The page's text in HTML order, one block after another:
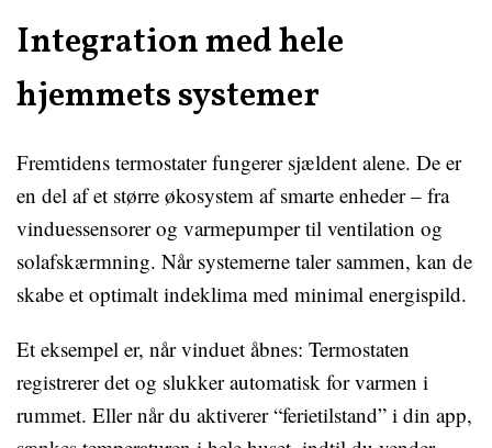
Integration med hele
hjemmets systemer
Fremtidens termostater fungerer sjældent alene. De er
en del af et større økosystem af smarte enheder – fra
vinduessensorer og varmepumper til ventilation og
solafskærmning. Når systemerne taler sammen, kan de
skabe et optimalt indeklima med minimal energispild.
Et eksempel er, når vinduet åbnes: Termostaten
registrerer det og slukker automatisk for varmen i
rummet. Eller når du aktiverer “ferietilstand” i din app,